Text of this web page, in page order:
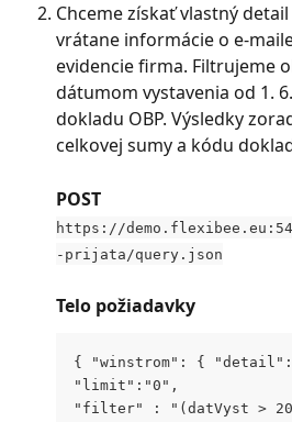
Chceme získať vlastný
vrátane informácie o e-
evidencie firma. Filtrujeme
dátumom vystavenia od 1.
dokladu OBP. Výsledky
celkovej sumy a kódu
POST
https://
-prijata/query.json
Telo požiadavky
{ "winstrom": {
"limit":"0",
"filter" : "(datVyst >